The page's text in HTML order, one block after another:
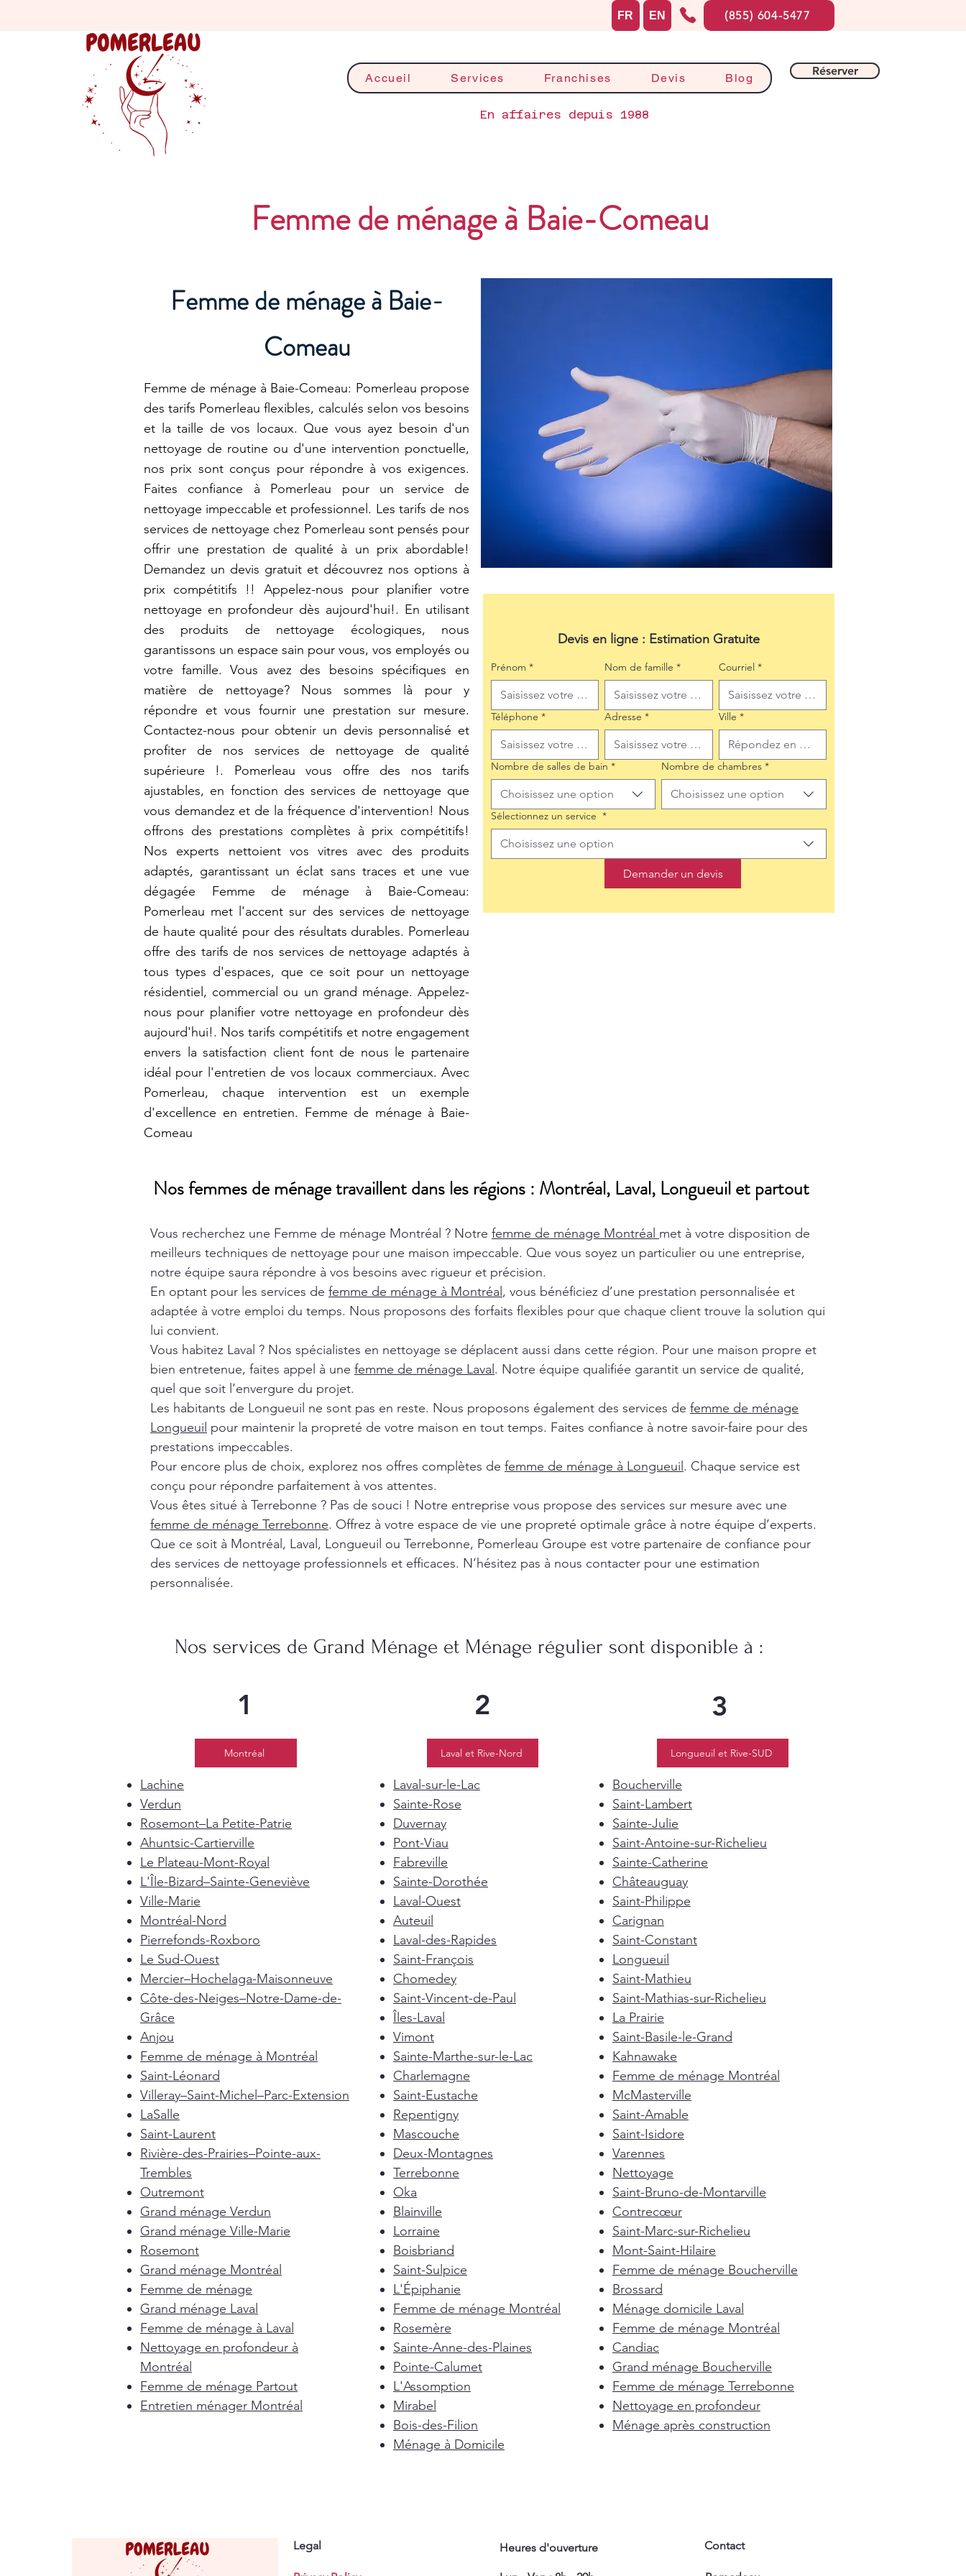
Accueil Services Franchises Devis Blog
Réserver
En affaires depuis 1988
FR EN (855) 604-5477
Femme de ménage à Baie-Comeau
Femme de ménage à Baie-
Comeau
Femme de ménage à Baie-Comeau: Pomerleau propose
des tarifs Pomerleau flexibles, calculés selon vos besoins
et la taille de vos locaux. Que vous ayez besoin d'un
nettoyage de routine ou d'une intervention ponctuelle,
nos prix sont conçus pour répondre à vos exigences.
Faites confiance à Pomerleau pour un service de
nettoyage impeccable et professionnel. Les tarifs de nos
services de nettoyage chez Pomerleau sont pensés pour
offrir une prestation de qualité à un prix abordable!
Demandez un devis gratuit et découvrez nos options à
prix compétitifs !! Appelez-nous pour planifier votre
nettoyage en profondeur dès aujourd'hui!. En utilisant
des produits de nettoyage écologiques, nous
garantissons un espace sain pour vous, vos employés ou
votre famille. Vous avez des besoins spécifiques en
matière de nettoyage? Nous sommes là pour y
répondre et vous fournir une prestation sur mesure.
Contactez-nous pour obtenir un devis personnalisé et
profiter de nos services de nettoyage de qualité
supérieure !. Pomerleau vous offre des nos tarifs
ajustables, en fonction des services de nettoyage que
vous demandez et de la fréquence d'intervention! Nous
offrons des prestations complètes à prix compétitifs!
Nos experts nettoient vos vitres avec des produits
adaptés, garantissant un éclat sans traces et une vue
dégagée Femme de ménage à Baie-Comeau:
Pomerleau met l'accent sur des services de nettoyage
de haute qualité pour des résultats durables. Pomerleau
offre des tarifs de nos services de nettoyage adaptés à
tous types d'espaces, que ce soit pour un nettoyage
résidentiel, commercial ou un grand ménage. Appelez-
nous pour planifier votre nettoyage en profondeur dès
aujourd'hui!. Nos tarifs compétitifs et notre engagement
envers la satisfaction client font de nous le partenaire
idéal pour l'entretien de vos locaux commerciaux. Avec
Pomerleau, chaque intervention est un exemple
d'excellence en entretien. Femme de ménage à Baie-
Comeau
Devis en ligne : Estimation Gratuite
Prénom * Nom de famille * Courriel *
Téléphone * Adresse * Ville *
Nombre de salles de bain *
Choisissez une option
Nombre de chambres *
Choisissez une option
Sélectionnez un service *
Choisissez une option
Demander un devis
Nos femmes de ménage travaillent dans les régions : Montréal, Laval, Longueuil et partout
Vous recherchez une Femme de ménage Montréal ? Notre femme de ménage Montréal met à votre disposition de
meilleurs techniques de nettoyage pour une maison impeccable. Que vous soyez un particulier ou une entreprise,
notre équipe saura répondre à vos besoins avec rigueur et précision.
En optant pour les services de femme de ménage à Montréal , vous bénéficiez d’une prestation personnalisée et
adaptée à votre emploi du temps. Nous proposons des forfaits flexibles pour que chaque client trouve la solution qui
lui convient.
Vous habitez Laval ? Nos spécialistes en nettoyage se déplacent aussi dans cette région. Pour une maison propre et
bien entretenue, faites appel à une femme de ménage Laval . Notre équipe qualifiée garantit un service de qualité,
quel que soit l’envergure du projet.
Les habitants de Longueuil ne sont pas en reste. Nous proposons également des services de femme de ménage
Longueuil pour maintenir la propreté de votre maison en tout temps. Faites confiance à notre savoir-faire pour des
prestations impeccables.
Pour encore plus de choix, explorez nos offres complètes de femme de ménage à Longueuil . Chaque service est
conçu pour répondre parfaitement à vos attentes.
Vous êtes situé à Terrebonne ? Pas de souci ! Notre entreprise vous propose des services sur mesure avec une
femme de ménage Terrebonne. Offrez à votre espace de vie une propreté optimale grâce à notre équipe d’experts.
Que ce soit à Montréal, Laval, Longueuil ou Terrebonne, Pomerleau Groupe est votre partenaire de confiance pour
des services de nettoyage professionnels et efficaces. N’hésitez pas à nous contacter pour une estimation
personnalisée.
Nos services de Grand Ménage et Ménage régulier sont disponible à :
1
Montréal
Lachine
Verdun
Rosemont–La Petite-Patrie
Ahuntsic-Cartierville
Le Plateau-Mont-Royal
L'Île-Bizard–Sainte-Geneviève
Ville-Marie
Montréal-Nord
Pierrefonds-Roxboro
Le Sud-Ouest
Mercier–Hochelaga-Maisonneuve
Côte-des-Neiges–Notre-Dame-de-
Grâce
Anjou
Femme de ménage à Montréal
Saint-Léonard
Villeray–Saint-Michel–Parc-Extension
LaSalle
Saint-Laurent
Rivière-des-Prairies–Pointe-aux-
Trembles
Outremont
Grand ménage Verdun
Grand ménage Ville-Marie
Rosemont
Grand ménage Montréal
Femme de ménage
Grand ménage Laval
Femme de ménage à Laval
Nettoyage en profondeur à
Montréal
Femme de ménage Partout
Entretien ménager Montréal
2
Laval et Rive-Nord
Laval-sur-le-Lac
Sainte-Rose
Duvernay
Pont-Viau
Fabreville
Sainte-Dorothée
Laval-Ouest
Auteuil
Laval-des-Rapides
Saint-François
Chomedey
Saint-Vincent-de-Paul
Îles-Laval
Vimont
Sainte-Marthe-sur-le-Lac
Charlemagne
Saint-Eustache
Repentigny
Mascouche
Deux-Montagnes
Terrebonne
Oka
Blainville
Lorraine
Boisbriand
Saint-Sulpice
L'Épiphanie
Femme de ménage Montréal
Rosemère
Sainte-Anne-des-Plaines
Pointe-Calumet
L'Assomption
Mirabel
Bois-des-Filion
Ménage à Domicile
3
Longueuil et Rive-SUD
Boucherville
Saint-Lambert
Sainte-Julie
Saint-Antoine-sur-Richelieu
Sainte-Catherine
Châteauguay
Saint-Philippe
Carignan
Saint-Constant
Longueuil
Saint-Mathieu
Saint-Mathias-sur-Richelieu
La Prairie
Saint-Basile-le-Grand
Kahnawake
Femme de ménage Montréal
McMasterville
Saint-Amable
Saint-Isidore
Varennes
Nettoyage
Saint-Bruno-de-Montarville
Contrecœur
Saint-Marc-sur-Richelieu
Mont-Saint-Hilaire
Femme de ménage Boucherville
Brossard
Ménage domicile Laval
Femme de ménage Montréal
Candiac
Grand ménage Boucherville
Femme de ménage Terrebonne
Nettoyage en profondeur
Ménage après construction
Legal Heures d'ouverture Contact